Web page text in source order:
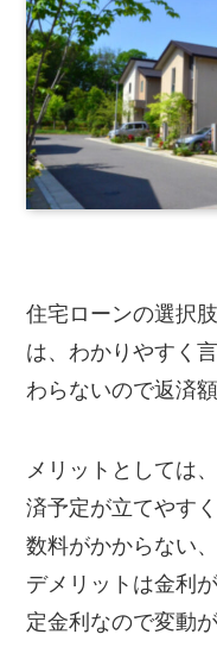
住宅ローンの選択
は、わかりやすく
わらないので返済
メリットとしては
済予定が立てやす
数料がかからない
デメリットは金利
定金利なので変動